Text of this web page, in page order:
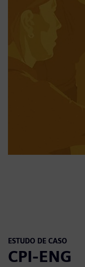
ESTUDO DE CASO
CPI-ENG